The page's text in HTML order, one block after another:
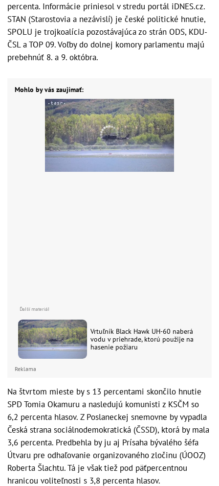
percenta. Informácie priniesol v stredu portál iDNES.cz.
STAN (Starostovia a nezávislí) je české politické hnutie,
SPOLU je trojkoalícia pozostávajúca zo strán ODS, KDU-
ČSL a TOP 09. Voľby do dolnej komory parlamentu majú
prebehnúť 8. a 9. októbra.
Mohlo by vás zaujímať:
Vrtuľník Black Hawk UH-60 naberá
vodu v priehrade, ktorú použije na
hasenie požiaru
Reklama
Na štvrtom mieste by s 13 percentami skončilo hnutie
SPD Tomia Okamuru a nasledujú komunisti z KSČM so
6,2 percenta hlasov. Z Poslaneckej snemovne by vypadla
Česká strana sociálnodemokratická (ČSSD), ktorá by mala
3,6 percenta. Predbehla by ju aj Prísaha bývalého šéfa
Útvaru pre odhaľovanie organizovaného zločinu (ÚOOZ)
Roberta Šlachtu. Tá je však tiež pod päťpercentnou
hranicou voliteľnosti s 3,8 percenta hlasov.